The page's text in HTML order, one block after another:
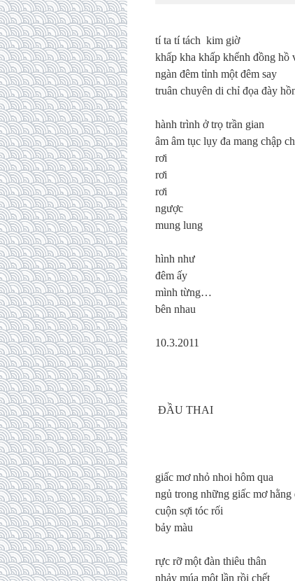
tí ta tí tách kim giờ
khấp kha khấp khểnh đồng hồ
ngàn đêm tỉnh một đêm say
truân chuyên di chỉ đọa đày
hành trình ở trọ trần gian
âm âm tục lụy đa mang chập
rơi
rơi
rơi
ngược
mung lung
hình như
đêm ấy
mình từng…
bên nhau
10.3.2011
ĐẦU THAI
giấc mơ nhỏ nhoi hôm qua
ngủ trong những giấc mơ hằng
cuộn sợi tóc rối
bảy màu
rực rỡ một đàn thiêu thân
nhảy múa một lần rồi chết